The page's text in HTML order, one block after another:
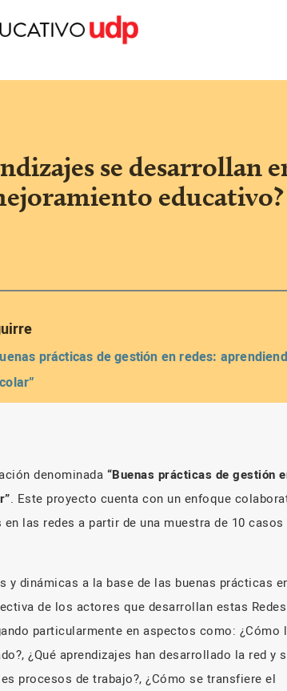
se desarrollan
educativo?
prácticas de gestión en redes:
denominada “Buenas prácticas de gestión
. Este proyecto cuenta con un enfoque
las redes a partir de una muestra de 10 casos
dinámicas a la base de las buenas prácticas
de los actores que desarrollan estas
particularmente en aspectos como: ¿Cómo
¿Qué aprendizajes han desarrollado la red y
procesos de trabajo?, ¿Cómo se transfiere el